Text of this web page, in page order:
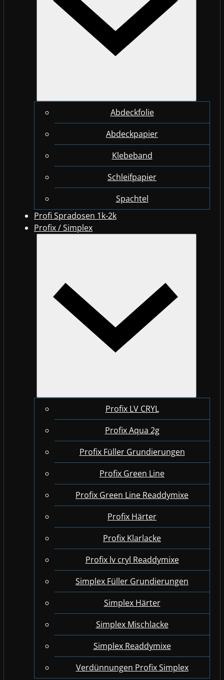
Abdeckfolie
Abdeckpapier
Klebeband
Schleifpapier
Spachtel
Profi Spradosen 1k-2k
Profix / Simplex
Profix LV CRYL
Profix Aqua 2g
Profix Füller Grundierungen
Profix Green Line
Profix Green Line Readdymixe
Profix Härter
Profix Klarlacke
Profix lv cryl Readdymixe
Simplex Füller Grundierungen
Simplex Härter
Simplex Mischlacke
Simplex Readdymixe
Verdünnungen Profix Simplex